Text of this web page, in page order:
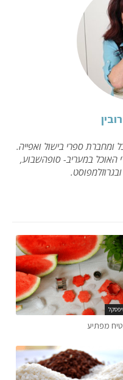
ומחברת ספרי בישול ואפייה.
האוכל במעריב- סופהשבוע,
מפתיע